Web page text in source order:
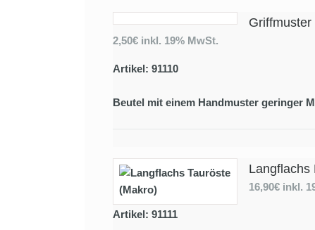
2,50€ inkl. 19% MwSt.
Artikel: 91110
Beutel mit einem Handmuster geringer
Langflachs
16,90€ inkl.
Artikel: 91111